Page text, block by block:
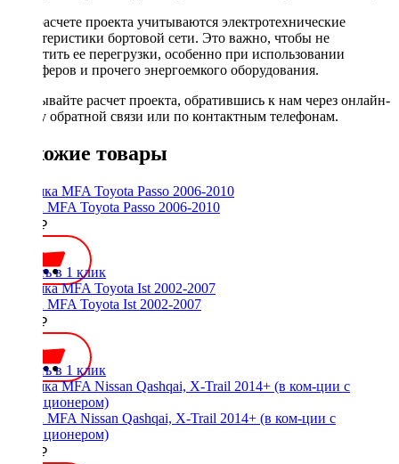
При расчете проекта учитываются электротехнические
характеристики бортовой сети. Это важно, чтобы не
допустить ее перегрузки, особенно при использовании
сабвуферов и прочего энергоемкого оборудования.
Заказывайте расчет проекта, обратившись к нам через онлайн-
форму обратной связи или по контактным телефонам.
Похожие товары
Рамка MFA Toyota Passo 2006-2010
2100 ₽
Купить в 1 клик
Рамка MFA Toyota Ist 2002-2007
3100 ₽
Купить в 1 клик
Рамка MFA Nissan Qashqai, X-Trail 2014+ (в ком-ции с
кондиционером)
2100 ₽